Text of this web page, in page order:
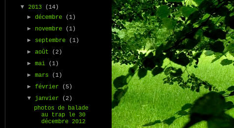
▼ 2013
(14)
►décembre
(1)
► novembre
(1)
► septembre
(1)
►août
(2)
►mai
(1)
►mars
(1)
►février
(5)
▼ janvier
(2)
photos de balade
au trap le 30
décembre 2012